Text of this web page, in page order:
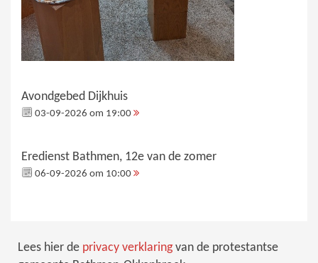
Avondgebed Dijkhuis
03-09-2026 om 19:00
Eredienst Bathmen, 12e van de zomer
06-09-2026 om 10:00
Lees hier de privacy verklaringvan de protestantse